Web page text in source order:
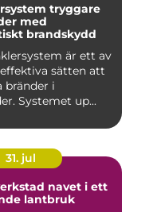
tryggare
med
brandskydd
är ett av
sätten att
bränder i
Systemet up...
31. jul
navet i ett
lantbruk